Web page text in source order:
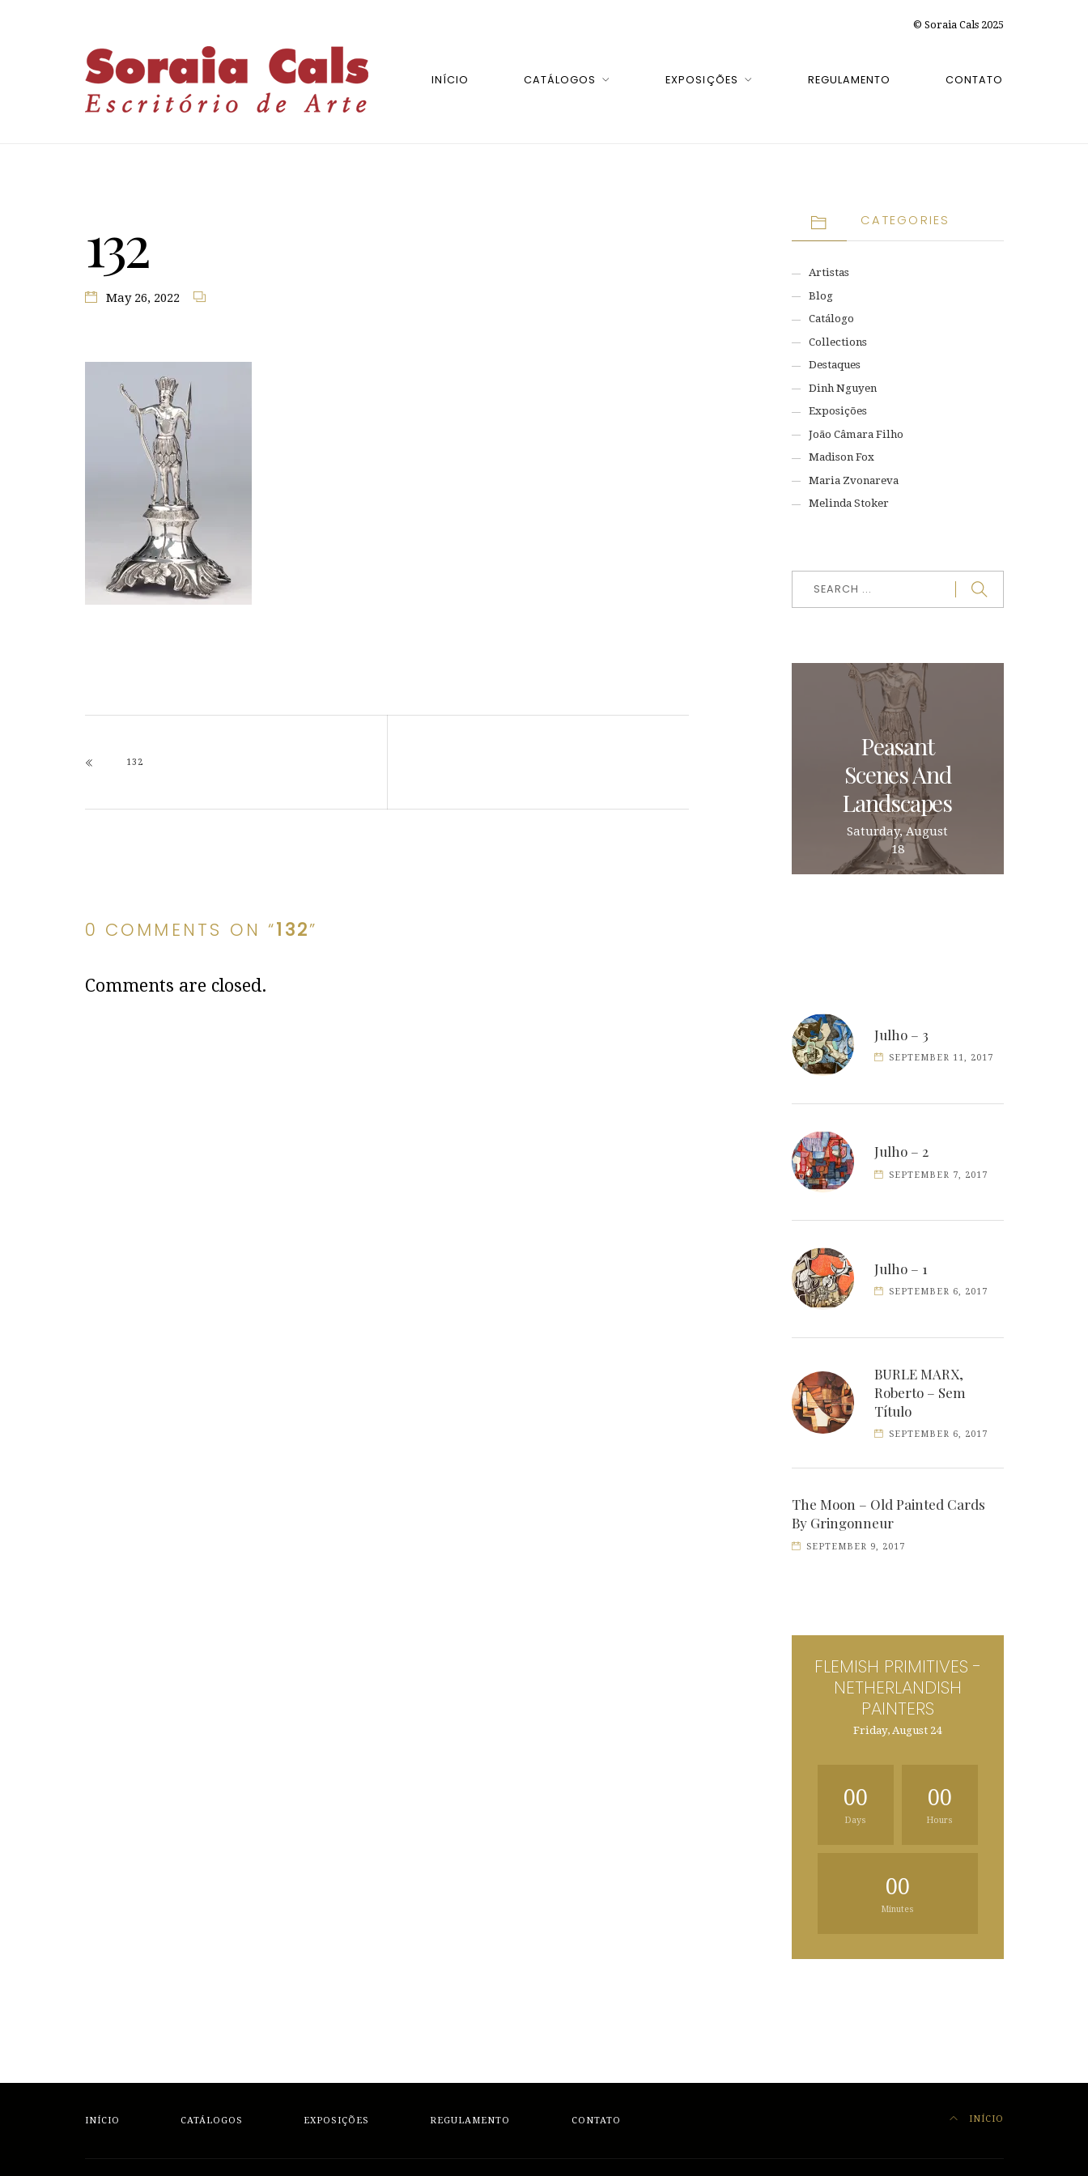
© Soraia Cals 2025
INÍCIO CATÁLOGOS EXPOSIÇÕES REGULAMENTO CONTATO
132
May 26, 2022
132
0 COMMENTS ON “132”
Comments are closed.
CATEGORIES
Artistas
Blog
Catálogo
Collections
Destaques
Dinh Nguyen
Exposições
João Câmara Filho
Madison Fox
Maria Zvonareva
Melinda Stoker
Peasant
Scenes And
Landscapes
Saturday, August
18
Julho – 3
SEPTEMBER 11, 2017
Julho – 2
SEPTEMBER 7, 2017
Julho – 1
SEPTEMBER 6, 2017
BURLE MARX,
Roberto – Sem
Título
SEPTEMBER 6, 2017
The Moon – Old Painted Cards
By Gringonneur
SEPTEMBER 9, 2017
FLEMISH PRIMITIVES -
NETHERLANDISH
PAINTERS
Friday, August 24
00
Days
00
Hours
00
Minutes
INÍCIO CATÁLOGOS EXPOSIÇÕES REGULAMENTO CONTATO INÍCIO